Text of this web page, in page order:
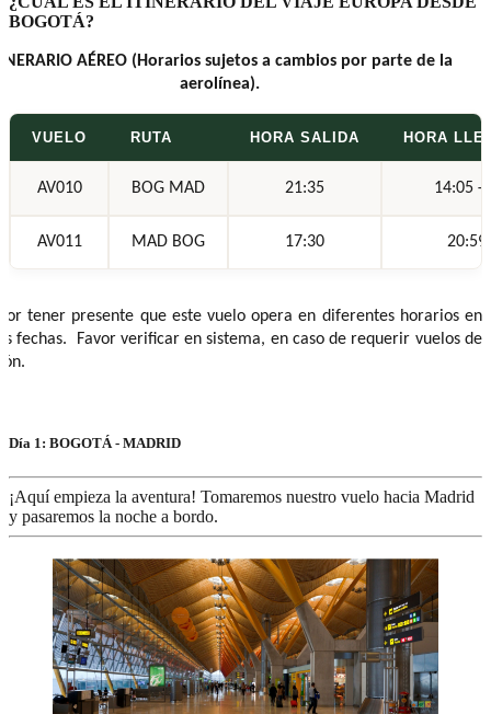
BOGOTÁ?
AÉREO (Horarios sujetos a cambios por parte de la
aerolínea).
VUELO RUTA HORA SALIDA HORA
AV010 BOG MAD 21:35 14:05 +
AV011 MAD BOG 17:30 20:59
tener presente que este vuelo opera en diferentes horarios en
fechas. Favor verificar en sistema, en caso de requerir vuelos de
Día 1: BOGOTÁ - MADRID
¡Aquí empieza la aventura! Tomaremos nuestro vuelo hacia Madrid
y pasaremos la noche a bordo.